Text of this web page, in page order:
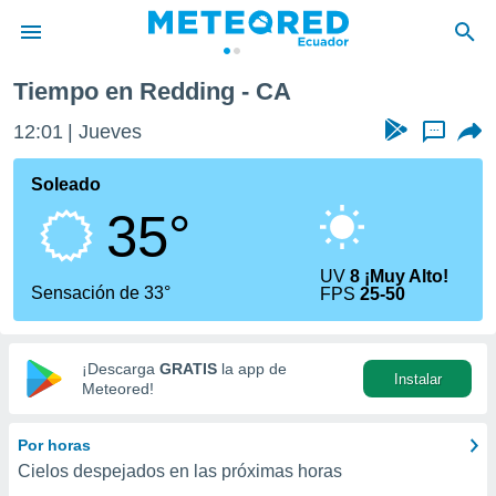
de
ha
calidad.
a este
las
y
digital
basada
Tiempo en Redding - CA
12:01 Jueves ...
Soleado
35°
Sensación de 33°
UV8 ¡Muy Alto!
FPS25-50
¡Descarga GRATIS la app de
Meteored!
Instalar
Por horas
Cielos despejados en las próximas horas